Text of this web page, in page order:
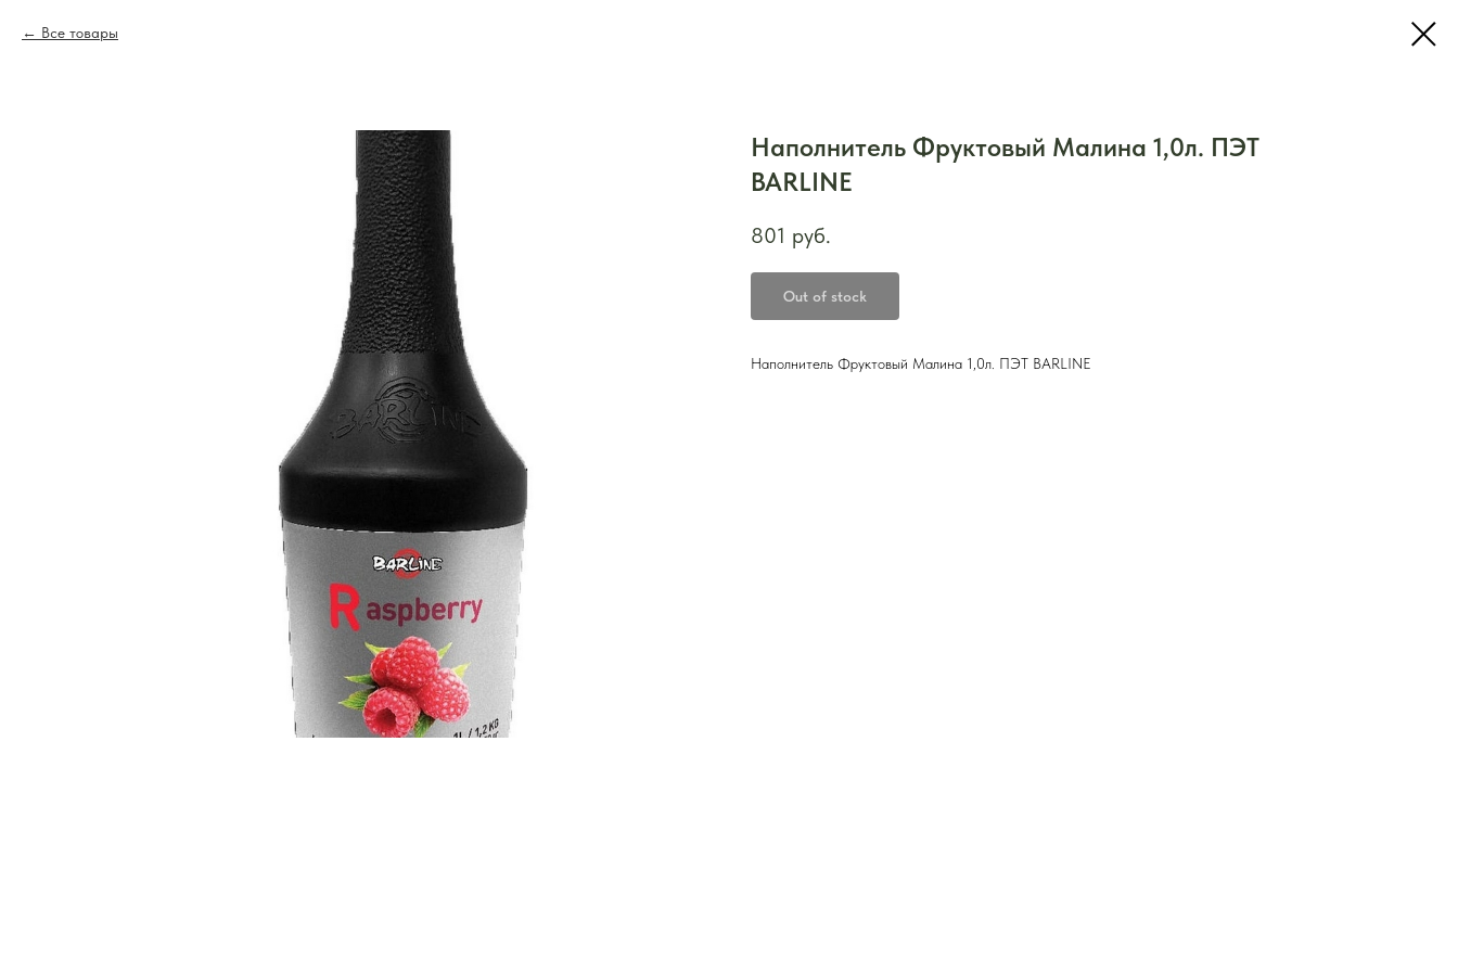
Все товары
Наполнитель Фруктовый Малина 1,0л. ПЭТ
BARLINE
801 руб.
Out of stock
Наполнитель Фруктовый Малина 1,0л. ПЭТ BARLINE